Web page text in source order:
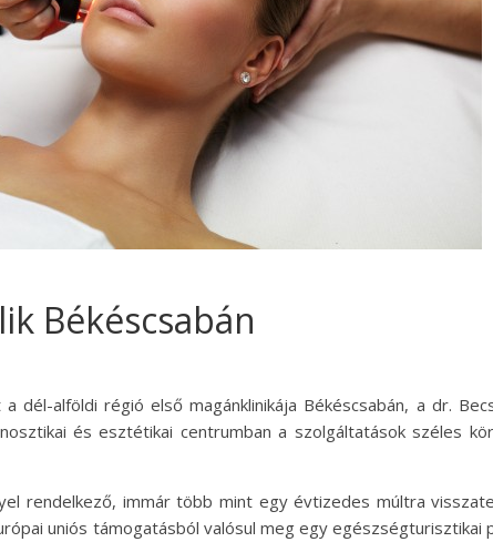
Békéscsabán
dél-alföldi régió első magánklinikája Békéscsabán, a dr.
és esztétikai centrumban a szolgáltatások széles
rendelkező, immár több mint egy évtizedes múltra
uniós támogatásból valósul meg egy egészségturisztikai